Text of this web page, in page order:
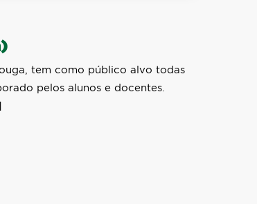
tem como público alvo todas
pelos alunos e docentes.